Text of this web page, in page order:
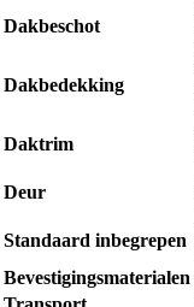
Dakbeschot
Dakbedekking
Daktrim
Deur
Standaard inbegrepen
Bevestigingsmaterialen